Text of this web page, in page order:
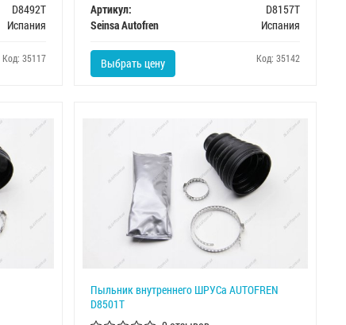
D8492T
Испания
Код: 35117
Артикул:
D8157T
Seinsa Autofren
Испания
Выбрать цену Код: 35142
Пыльник внутреннего ШРУСа AUTOFREN
D8501T